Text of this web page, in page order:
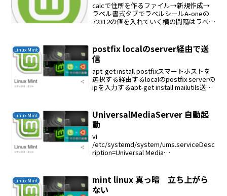
calcで住所を作るファイル→新規作成→
ラベル書式タブでラベルシールA-oneの
72312の値を入れていく横の間隔はラベル
ラベルの縦幅４．２３ｃｍ＋ラベルとラ
ベルの間隔...
Linux Mint
postfix localのserver経由で送
信
apt-get install postfixスマートホストを
選択する経由するlocalのpostfix serverの
ipを入力するapt-get install mailutils送信
Linux Mint
UniversalMediaServer 自動起
動
vi
/etc/systemd/system/ums.serviceDesc
ription=Universal Media
Linux Mint
mint linux 真っ暗 立ち上がら
ない